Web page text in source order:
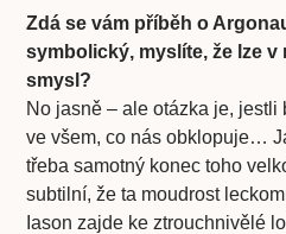
Zdá se vám příběh o
symbolický, myslíte, že lze v
smysl?
No jasně – ale otázka je,
ve všem, co nás obklopuje…
třeba samotný konec toho
subtilní, že ta moudrost
Iason zajde ke ztrouchnivělé